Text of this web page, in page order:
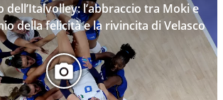
dell’Italvolley: l’abbraccio tra Moki e
della felicità e la rivincita di Velasco